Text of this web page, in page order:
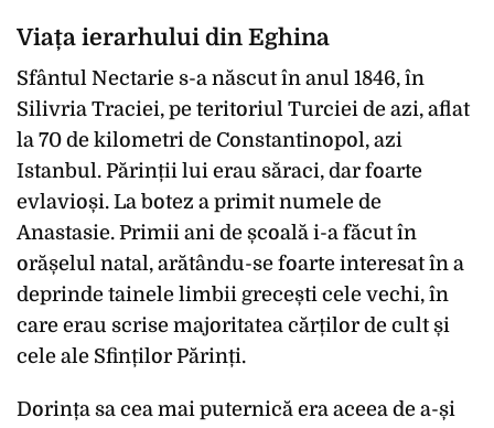
Viața ierarhului din Eghina
Sfântul Nectarie s-a născut în anul 1846, în
Silivria Traciei, pe teritoriul Turciei de azi, aflat
la 70 de kilometri de Constantinopol, azi
Istanbul. Părinții lui erau săraci, dar foarte
evlavioși. La botez a primit numele de
Anastasie. Primii ani de școală i-a făcut în
orășelul natal, arătându-se foarte interesat în a
deprinde tainele limbii grecești cele vechi, în
care erau scrise majoritatea cărților de cult și
cele ale Sfinților Părinți.
Dorința sa cea mai puternică era aceea de a-și